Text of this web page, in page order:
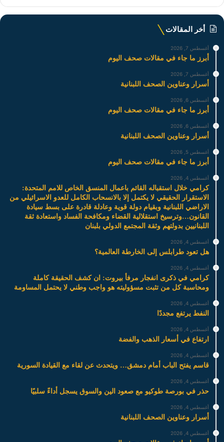
أخر المقالات
أغسطس 7, 2026
أبرز ما جاء في مقالات صحف اليوم
أغسطس 7, 2026
أسرار وعناوين الصحف اللبنانية
أغسطس 6, 2026
أبرز ما جاء في مقالات صحف اليوم
أغسطس 6, 2026
أسرار وعناوين الصحف اللبنانية
أغسطس 5, 2026
أبرز ما جاء في مقالات صحف اليوم
أغسطس 4, 2026
كرامي خلال استقباله القائم باعمال المنسق الخاص للامم المتحدة:
الاستقرار الحقيقي لا يكتمل إلا بالانسحاب الكامل للعدو الاسرائيلي من
الاراضي اللبنانية وبقيام دولة قوية وعادلة قادرة على بسط سيادة
القانون…وترسيخ استقلالية القضاء ومكافحة الفساد واستعادة ثقة
اللبنانيين بدولتهم وثقة المجتمع الدولي بلبنان
أغسطس 4, 2026
هل تعود طرابلس إلى الخارطة العالمية؟
أغسطس 4, 2026
كرامي في ذكرى انفجار مرفأ بيروت: ان كشف الحقيقة كاملة
ومحاسبة كل من تثبت مسؤوليته هو واجب وطني لا يحتمل المساومة
أغسطس 4, 2026
النفط يرتفع مجددًا
أغسطس 4, 2026
ارتفاع في أسعار الذهب والفضة
أغسطس 4, 2026
قاسم يفتح الباب أمام دمشق… ويتحدث عن لقاء مع القيادة السورية
أغسطس 4, 2026
حذر في بورصة طوكيو مع صعود الين والسوق يسجل أداءً سلبيًا
أغسطس 4, 2026
أسرار وعناوين الصحف اللبنانية
أغسطس 4, 2026